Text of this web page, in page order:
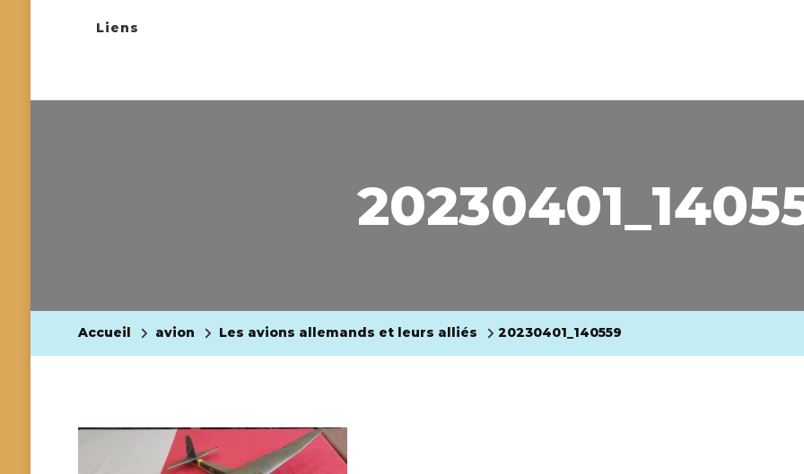
Liens
Accueil avion Les avions allemands et leurs alliés 20230401_140559